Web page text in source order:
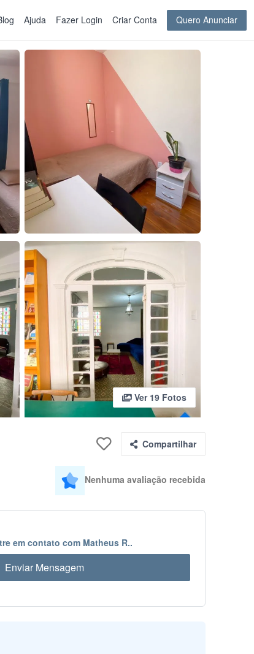
Ajuda Fazer Login Criar Conta Quero Anunciar
Ver 19 Fotos
Compartilhar
Nenhuma avaliação recebida
em contato com Matheus R..
Enviar Mensagem